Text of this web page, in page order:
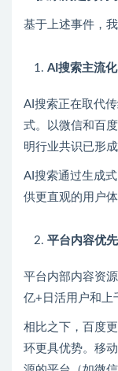
基于上述事件，
AI搜索主流化
AI搜索正在取代
式。以微信和百
明行业共识已形成
AI搜索通过生成
供更直观的用户体
平台内容优先
平台内部内容资
亿+日活用户和上
相比之下，百度
环更具优势。移